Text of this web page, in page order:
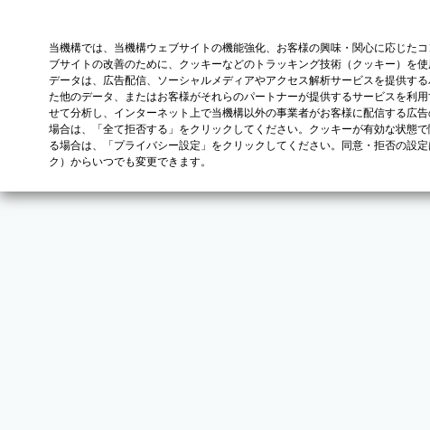
当機構では、当機構ウェブサイトの機能強化、お客様の興味・関心に応じた
ブサイトの改善のために、クッキーなどのトラッキング技術（クッキー）を
データは、広告配信、ソーシャルメディアやアクセス解析サービスを提供す
た他のデータ、またはお客様がそれらのパートナーが提供するサービスを利
せて分析し、インターネット上で当機構以外の事業者がお客様に配信する広
場合は、「全て拒否する」をクリックしてください。クッキーが有効な状態
る場合は、「プライバシー設定」をクリックしてください。同意・拒否の設
ク）からいつでも変更できます。